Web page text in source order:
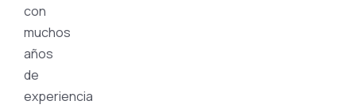
con
muchos
años
de
experiencia